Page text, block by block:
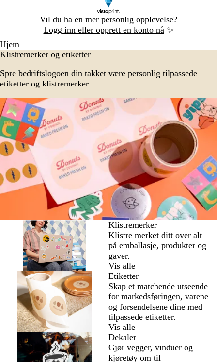
Vil du ha en mer personlig opplevelse?
Logg inn eller opprett en konto nå ✨
1
Hjem
Klistremerker og etiketter
Spre bedriftslogoen din takket være personlig tilpassede
etiketter og klistremerker.
Klistremerker
Klistre merket ditt over alt –
på emballasje, produkter og
gaver.
Vis alle
Etiketter
Skap et matchende utseende
for markedsføringen, varene
og forsendelsene dine med
tilpassede etiketter.
Vis alle
Dekaler
Gjør vegger, vinduer og
kjøretøy om til